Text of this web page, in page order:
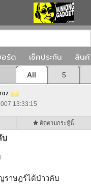
อร์ด เช็คประกัน สินค้
All 5
13:33:15
ติดตามกระทู้นี้
บ
ราษฎร์ได้ป่าวคับ